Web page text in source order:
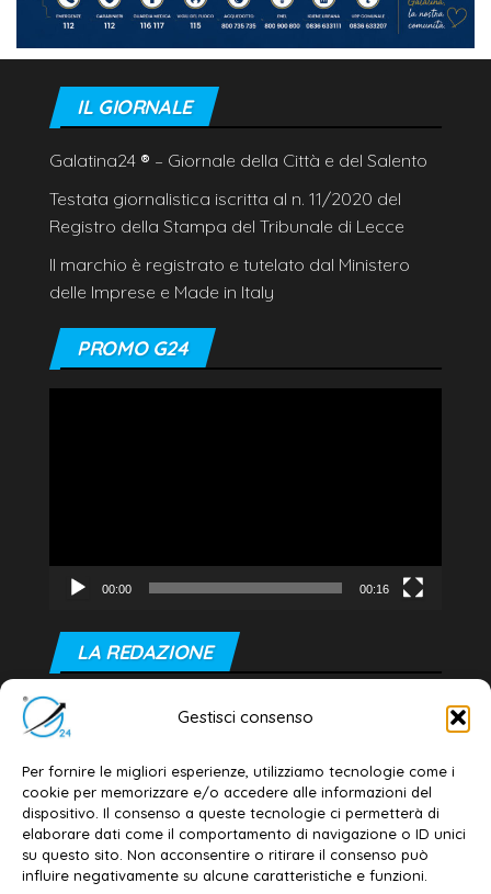
Gestisci consenso
Per fornire le migliori esperienze, utilizziamo tecnologie come i
cookie per memorizzare e/o accedere alle informazioni del
dispositivo. Il consenso a queste tecnologie ci permetterà di
elaborare dati come il comportamento di navigazione o ID unici
su questo sito. Non acconsentire o ritirare il consenso può
influire negativamente su alcune caratteristiche e funzioni.
IL GIORNALE
Galatina24 ® – Giornale della Città e del Salento
Testata giornalistica iscritta al n. 11/2020 del
Registro della Stampa del Tribunale di Lecce
Il marchio è registrato e tutelato dal Ministero
delle Imprese e Made in Italy
PROMO G24
00:00 00:16
LA REDAZIONE
Editore e direttore responsabile:
Dott. Daniele G. Masciullo
Email: redazione@galatina24.it
Contatti –Disclaimer
Privacy policy –Cookie policy